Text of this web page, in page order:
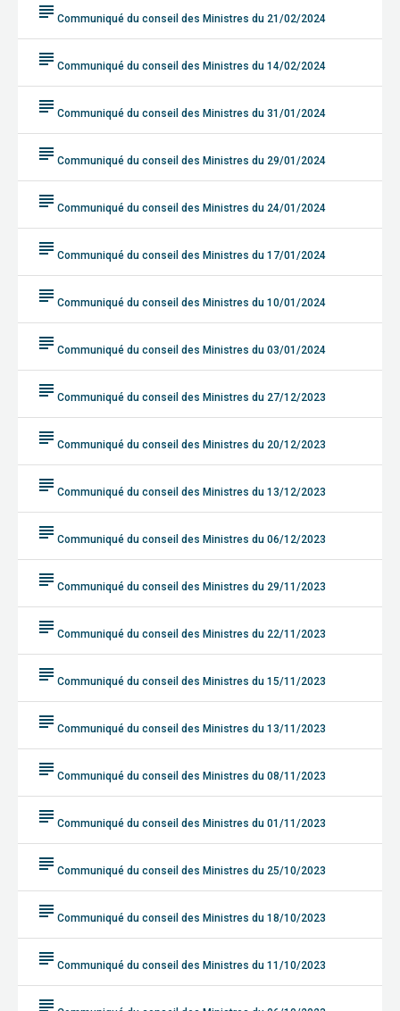
subject Communiqué du conseil des Ministres du 21/02/2024
subject Communiqué du conseil des Ministres du 14/02/2024
subject Communiqué du conseil des Ministres du 31/01/2024
subject Communiqué du conseil des Ministres du 29/01/2024
subject Communiqué du conseil des Ministres du 24/01/2024
subject Communiqué du conseil des Ministres du 17/01/2024
subject Communiqué du conseil des Ministres du 10/01/2024
subject Communiqué du conseil des Ministres du 03/01/2024
subject Communiqué du conseil des Ministres du 27/12/2023
subject Communiqué du conseil des Ministres du 20/12/2023
subject Communiqué du conseil des Ministres du 13/12/2023
subject Communiqué du conseil des Ministres du 06/12/2023
subject Communiqué du conseil des Ministres du 29/11/2023
subject Communiqué du conseil des Ministres du 22/11/2023
subject Communiqué du conseil des Ministres du 15/11/2023
subject Communiqué du conseil des Ministres du 13/11/2023
subject Communiqué du conseil des Ministres du 08/11/2023
subject Communiqué du conseil des Ministres du 01/11/2023
subject Communiqué du conseil des Ministres du 25/10/2023
subject Communiqué du conseil des Ministres du 18/10/2023
subject Communiqué du conseil des Ministres du 11/10/2023
subject